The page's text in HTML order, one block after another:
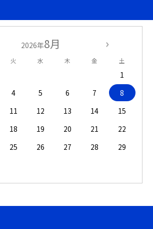
2026年8月
火 水 木 金 土
1
4 5 6 7
8
11 12 13 14
15
18 19 20 21
22
25 26 27 28
29